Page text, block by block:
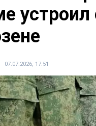
07.07.2026, 17:51